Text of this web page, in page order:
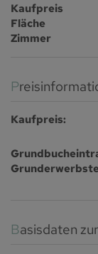
Kaufpreis
Fläche
Zimmer
Kaufpreis:
Basisdaten